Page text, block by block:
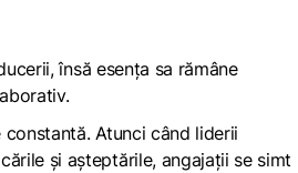
însă esența sa rămâne
Atunci când liderii
și așteptările, angajații se simt